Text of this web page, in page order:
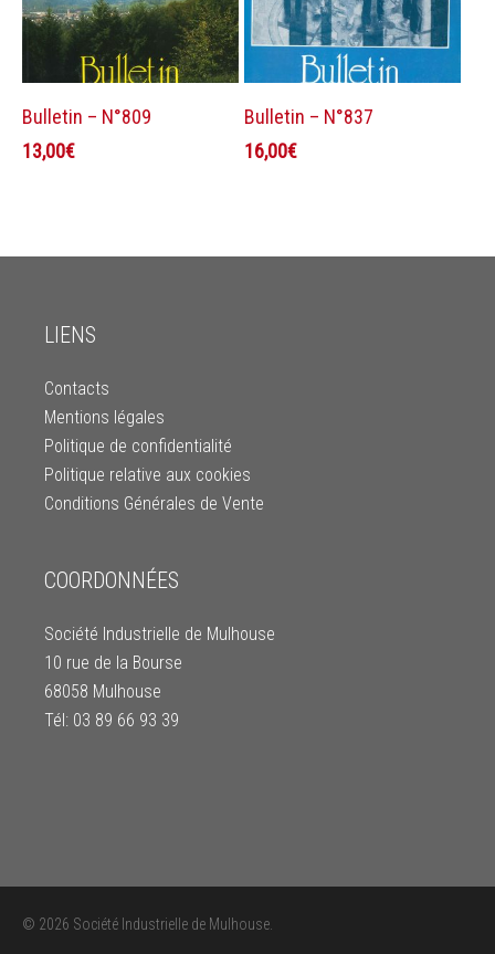
Bulletin – N°809
13,00€
Bulletin – N°837
16,00€
LIENS
Contacts
Mentions légales
Politique de confidentialité
Politique relative aux cookies
Conditions Générales de Vente
COORDONNÉES
Société Industrielle de Mulhouse
10 rue de la Bourse
68058 Mulhouse
Tél: 03 89 66 93 39
© 2026 Société Industrielle de Mulhouse.